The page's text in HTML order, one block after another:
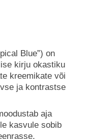
Blue”) on
kirju okastiku
kreemikate või
ja kontrastse
aja
kasvule sobib